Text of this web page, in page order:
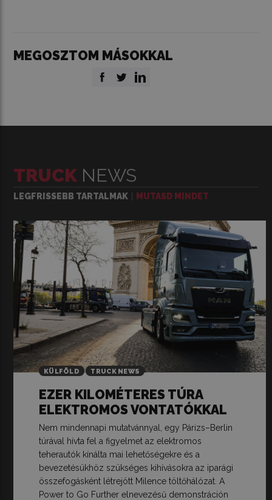
MEGOSZTOM MÁSOKKAL
TRUCK NEWS
LEGFRISSEBB TARTALMAK MUTASD MINDET
KÜLFÖLD TRUCK NEWS
EZER KILOMÉTERES TÚRA
ELEKTROMOS VONTATÓKKAL
Nem mindennapi mutatvánnyal, egy Párizs–Berlin
túrával hívta fel a figyelmet az elektromos
teherautók kínálta mai lehetőségekre és a
bevezetésükhöz szükséges kihívásokra az iparági
összefogásként létrejött Milence töltőhálózat. A
Power to Go Further elnevezésű demonstráción